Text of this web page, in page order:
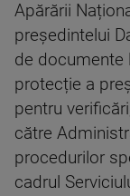
Apărării
președintelui
de documente
protecție a
pentru
către
procedurilor
cadrul